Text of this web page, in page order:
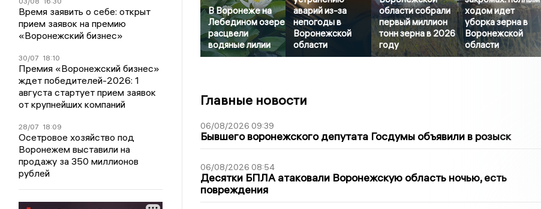
Время заявить о себе: открыт
прием заявок на премию
«Воронежский бизнес»
30/07 18:10
Премия «Воронежский бизнес»
ждет победителей-2026: 1
августа стартует прием заявок
от крупнейших компаний
28/07 18:09
Осетровое хозяйство под
Воронежем выставили на
продажу за 350 миллионов
рублей
В Воронеже на
Лебедином озере
расцвели
водяные лилии
аварий из-за
непогоды в
Воронежской
области
области собрали
первый миллион
тонн зерна в 2026
году
ходом идет
уборка зерна в
Воронежской
области
Главные новости
06/08/2026 09:39
Бывшего воронежского депутата Госдумы объявили в розыск
06/08/2026 08:54
Десятки БПЛА атаковали Воронежскую область ночью, есть
повреждения